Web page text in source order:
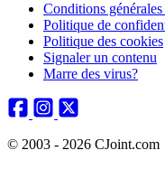
Conditions
Politique de
Politique des cookies
Signaler un contenu
Marre des virus?
© 2003 - 2026 CJoint.com